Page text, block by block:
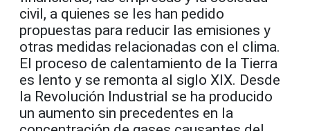
civil, a quienes se les han pedido
propuestas para reducir las emisiones y
otras medidas relacionadas con el clima.
El proceso de calentamiento de la Tierra
es lento y se remonta al siglo XIX. Desde
la Revolución Industrial se ha producido
un aumento sin precedentes en la